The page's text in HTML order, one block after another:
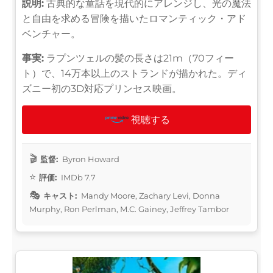
説明: 古典的な童話を現代的にアレンジし、光の魔法
と自由を求める冒険を描いたロマンティック・アド
ベンチャー。
事実: ラプンツェルの髪の長さは21m（70フィー
ト）で、14万本以上のストランドが描かれた。ディ
ズニー初の3D対応プリンセス映画。
視聴する
監督: Byron Howard
評価: IMDb 7.7
キャスト: Mandy Moore, Zachary Levi, Donna
Murphy, Ron Perlman, M.C. Gainey, Jeffrey Tambor